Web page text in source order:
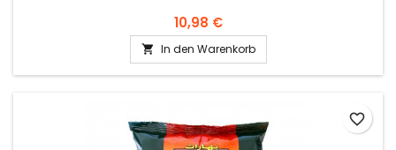
10,98 €
 In den Warenkorb
favorite_border